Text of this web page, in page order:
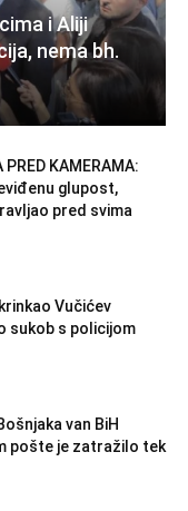
i Aliji
nema bh.
PRED KAMERAMA:
glupost,
pred svima
Vučićev
sukob s policijom
van BiH
pošte je zatražilo tek